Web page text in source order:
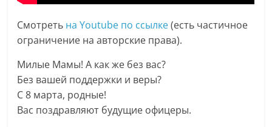
Смотреть на Youtube по ссылке(есть частичное
ограничение на авторские права).
Милые Мамы! А как же без вас?
Без вашей поддержки и веры?
С 8 марта, родные!
Вас поздравляют будущие офицеры.